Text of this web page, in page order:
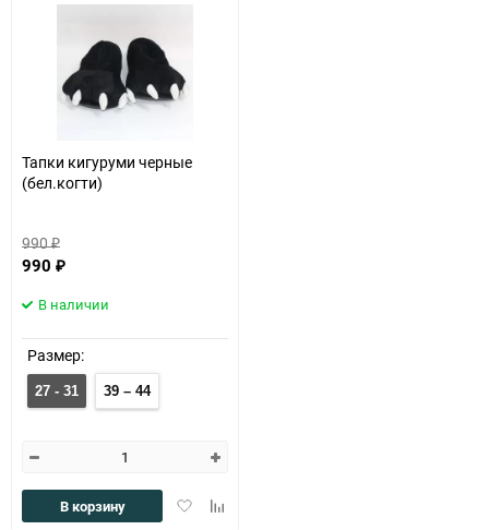
Тапки кигуруми черные
(бел.когти)
990₽
990 ₽
В наличии
Размер:
27 - 31 39 – 44
ДобавитьДобавить
В корзину